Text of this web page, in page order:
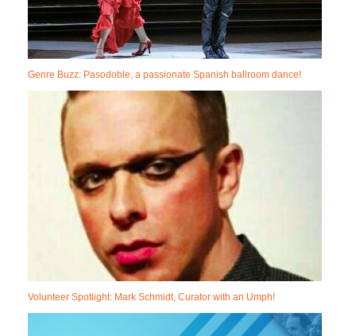
Genre Buzz: Pasodoble, a passionate Spanish ballroom dance!
Volunteer Spotlight: Mark Schmidt, Curator with an Umph!